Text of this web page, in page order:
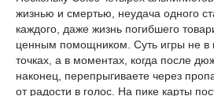
жизнью и смертью, неудача одного
каждого, даже жизнь погибшего
ценным помощником. ​Суть игры не в
точках, а в моментах, когда после
наконец, перепрыгиваете через
от радости в голос. На пике карты